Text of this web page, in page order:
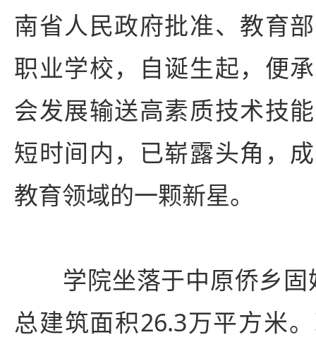
南省人民政府批准、教育
职业学校，自诞生起，便
会发展输送高素质技术技
短时间内，已崭露头角，
教育领域的一颗新星。
学院坐落于中原侨乡固
总建筑面积26.3万平方米